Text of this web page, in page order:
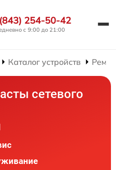
254-50-42
с 9:00 до 21:00
Каталог устройств
сетевого